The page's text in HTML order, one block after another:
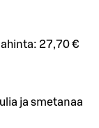
27,70 €
ja smetanaa